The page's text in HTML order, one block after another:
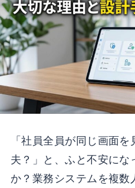
「社員全員が同じ画面
夫？」と、ふと不安にな
か？業務システムを複数